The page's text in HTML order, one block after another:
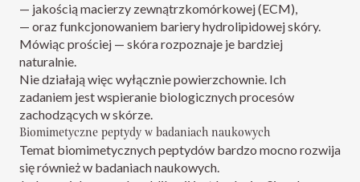
— jakością macierzy zewnątrzkomórkowej (ECM),
— oraz funkcjonowaniem bariery hydrolipidowej skóry.
Mówiąc prościej — skóra rozpoznaje je bardziej
naturalnie.
Nie działają więc wyłącznie powierzchownie. Ich
zadaniem jest wspieranie biologicznych procesów
zachodzących w skórze.
Biomimetyczne peptydy w badaniach naukowych
Temat biomimetycznych peptydów bardzo mocno rozwija
się również w badaniach naukowych.